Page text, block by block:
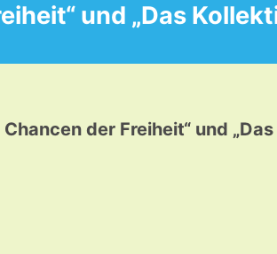
und „Das
der Freiheit“ und